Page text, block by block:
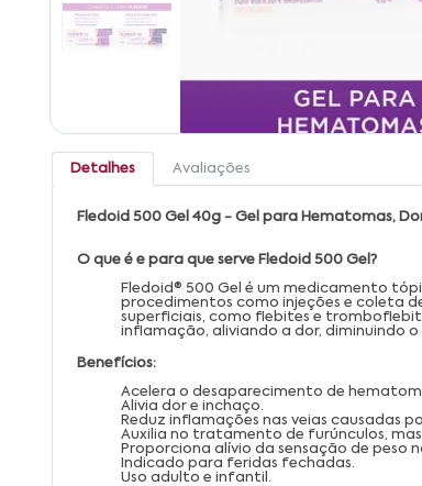
Detalhes Avaliações
Fledoid 500 Gel 40g - Gel para Hematomas,
O que é e para que serve Fledoid 500 Gel?
Fledoid® 500 Gel é um medicamento
procedimentos como injeções e coleta
superficiais, como flebites e
inflamação, aliviando a dor, diminuindo
Benefícios:
Acelera o desaparecimento de
Alivia dor e inchaço.
Reduz inflamações nas veias causadas
Auxilia no tratamento de furúnculos,
Proporciona alívio da sensação de peso
Indicado para feridas fechadas.
Uso adulto e infantil.